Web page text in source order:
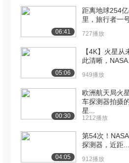
1238播放
[12] 凤凰号火星探测器历
897播放
[13] 哥伦比亚号最后之旅
（上）
1461播放
[14] 哥伦比亚号最后之旅
（下）
[15] 国际空间站介绍
06:41
距离地球254
里，旅行者一号
727播放
05:06
【4K】火星从
此清晰，
949播放
00:30
欧洲航天局火
车探测器拍摄
星...
1212播放
04:05
第54次！
探测器，近距...
912播放